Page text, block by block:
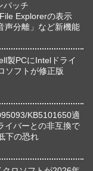
パッチ
Explorerの表示
声分離」など新機能
製PCにIntelドライ
ソフトが修正版
KB5101650適
イバーとの非互換で
下の恐れ